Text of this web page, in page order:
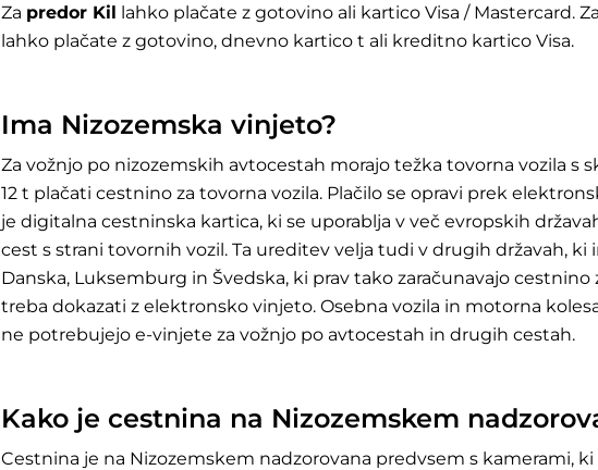
Za predor Kil lahko plačate z gotovino ali kartico Visa / Mastercard. Za
lahko plačate z gotovino, dnevno kartico t ali kreditno kartico Visa.
Ima Nizozemska vinjeto?
Za vožnjo po nizozemskih avtocestah morajo težka tovorna vozila s
12 t plačati cestnino za tovorna vozila. Plačilo se opravi prek
je digitalna cestninska kartica, ki se uporablja v več evropskih
cest s strani tovornih vozil. Ta ureditev velja tudi v drugih državah, ki
Danska, Luksemburg in Švedska, ki prav tako zaračunavajo cestnino
treba dokazati z elektronsko vinjeto. Osebna vozila in motorna
ne potrebujejo e-vinjete za vožnjo po avtocestah in drugih cestah.
Kako je cestnina na Nizozemskem
Cestnina je na Nizozemskem nadzorovana predvsem s kamerami,